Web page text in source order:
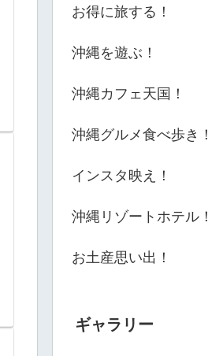
お得に旅する！
沖縄を遊ぶ！
沖縄カフェ天国！
沖縄グルメ食べ歩き！
インスタ映え！
沖縄リゾートホテル！
お土産思い出！
ギャラリー